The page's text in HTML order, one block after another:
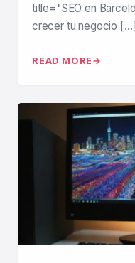
title="SEO en
crecer tu negocio […]
READ MORE